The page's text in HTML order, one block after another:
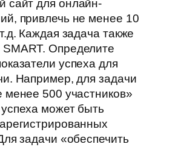
сайт для онлайн-
привлечь не менее 10
Каждая задача также
Определите
успеха для
Например, для задачи
менее 500 участников»
может быть
задачи «обеспечить